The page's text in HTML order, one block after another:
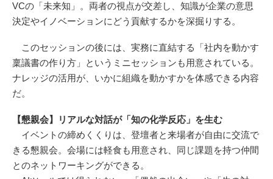
VCの「未来知」。両者の視点が交差し、知識が企業の意思
決定やイノベーションにどう貢献するかを深掘りする。
このセッションの後には、実務に直結する「社内を動かす
稟議書の作り方」というミニセッションも用意されている。
ナレッジの活用が、いかに組織を動かすかを体感できる内容
だ。
【懇親会】リアルな対話が「知の化学反応」を生む
イベントの締めくくりは、登壇者と来場者が自由に交流で
きる懇親会。会場には軽食も用意され、同じ課題を持つ仲間
とのネットワーキングができる。